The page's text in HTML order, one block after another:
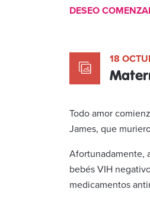
DESEO
18
Todo amor
James, que
Afortunadamente,
bebés VIH
medicamentos